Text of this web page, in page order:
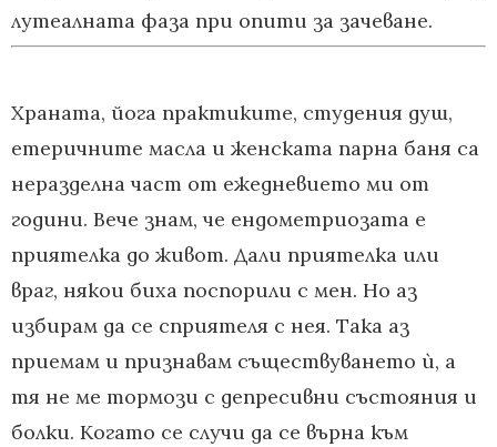
лутеалната фаза при опити за зачеване.
Храната, йога практиките, студения душ,
етеричните масла и женската парна баня са
неразделна част от ежедневието ми от
години. Вече знам, че ендометриозата е
приятелка до живот. Дали приятелка или
враг, някои биха поспорили с мен. Но аз
избирам да се сприятеля с нея. Така аз
приемам и признавам съществуването ѝ, а
тя не ме тормози с депресивни състояния и
болки. Когато се случи да се върна към